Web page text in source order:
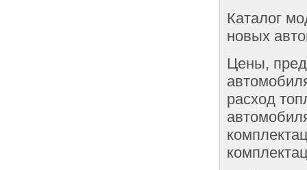
Каталог
новых
Цены,
расход